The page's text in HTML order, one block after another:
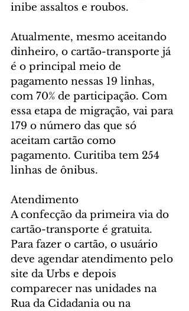
inibe assaltos e roubos.
Atualmente, mesmo aceitando
dinheiro, o cartão-transporte já
é o principal meio de
pagamento nessas 19 linhas,
com 70% de participação. Com
essa etapa de migração, vai para
179 o número das que só
aceitam cartão como
pagamento. Curitiba tem 254
linhas de ônibus.
Atendimento
A confecção da primeira via do
cartão-transporte é gratuita.
Para fazer o cartão, o usuário
deve agendar atendimento pelo
site da Urbs e depois
comparecer nas unidades na
Rua da Cidadania ou na